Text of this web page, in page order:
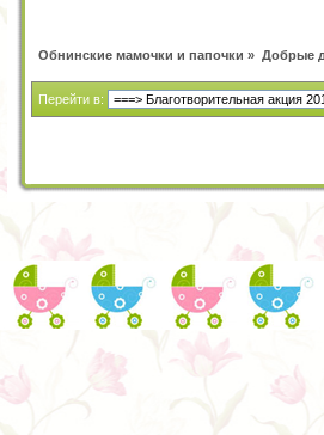
Обнинские мамочки и папочки » Добрые
Перейти в: